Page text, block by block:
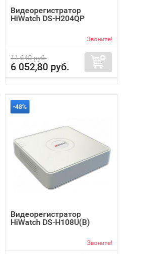
Видеорегистратор
HiWatch DS-H204QP
Звоните!
11 640 руб.
6 052,80 руб.
-48%
Видеорегистратор
HiWatch DS-H108U(B)
Звоните!